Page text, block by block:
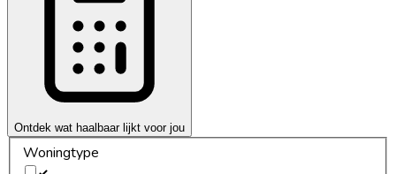
Ontdek wat haalbaar lijkt voor jou
Woningtype